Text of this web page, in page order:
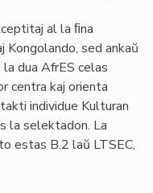
al la ﬁna
sed ankaŭ
la dua AfrES celas
centra kaj orienta
individue Kulturan
la selektadon. La
estas B.2 laŭ LTSEC,